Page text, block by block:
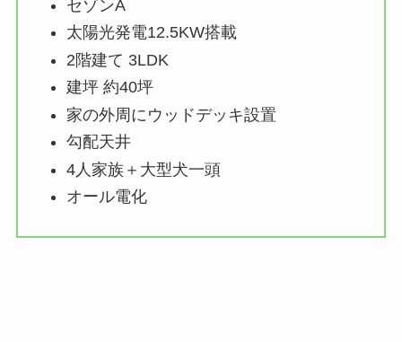
セゾンA
太陽光発電12.5KW搭載
2階建て 3LDK
建坪 約40坪
家の外周にウッドデッキ設置
勾配天井
4人家族＋大型犬一頭
オール電化